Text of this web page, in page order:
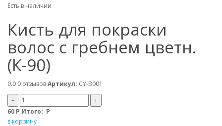
Есть в наличии
Кисть для покраски
волос c гребнем цветн.
(К-90)
0.0 0 отзывовАртикул: CY-B001
–
+
60 Р Итого: Р
в корзину